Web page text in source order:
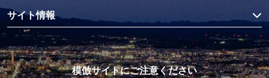
サイト情報
模倣サイトにご注意ください